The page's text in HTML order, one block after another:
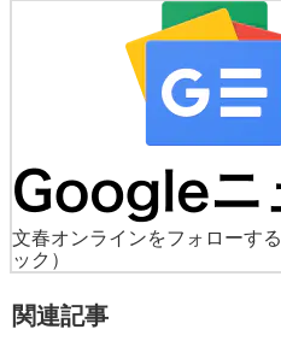
文春オンラインをフォローする
ック）
関連記事